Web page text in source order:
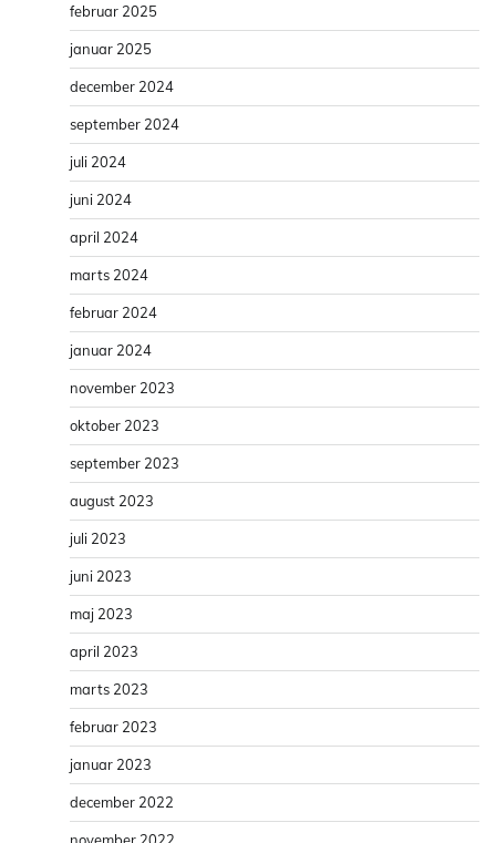
februar 2025
januar 2025
december 2024
september 2024
juli 2024
juni 2024
april 2024
marts 2024
februar 2024
januar 2024
november 2023
oktober 2023
september 2023
august 2023
juli 2023
juni 2023
maj 2023
april 2023
marts 2023
februar 2023
januar 2023
december 2022